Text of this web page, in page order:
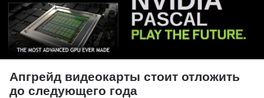
Апгрейд видеокарты стоит отложить
до следующего года